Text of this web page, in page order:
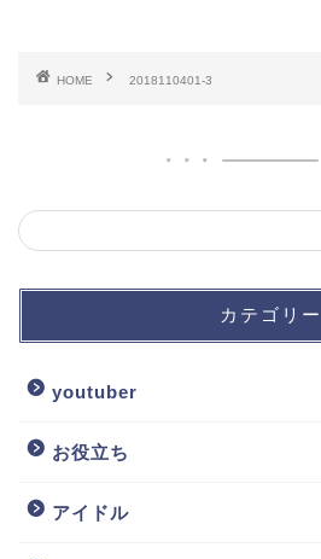
HOME 2018110401-3
カテゴリー
youtuber
お役立ち
アイドル